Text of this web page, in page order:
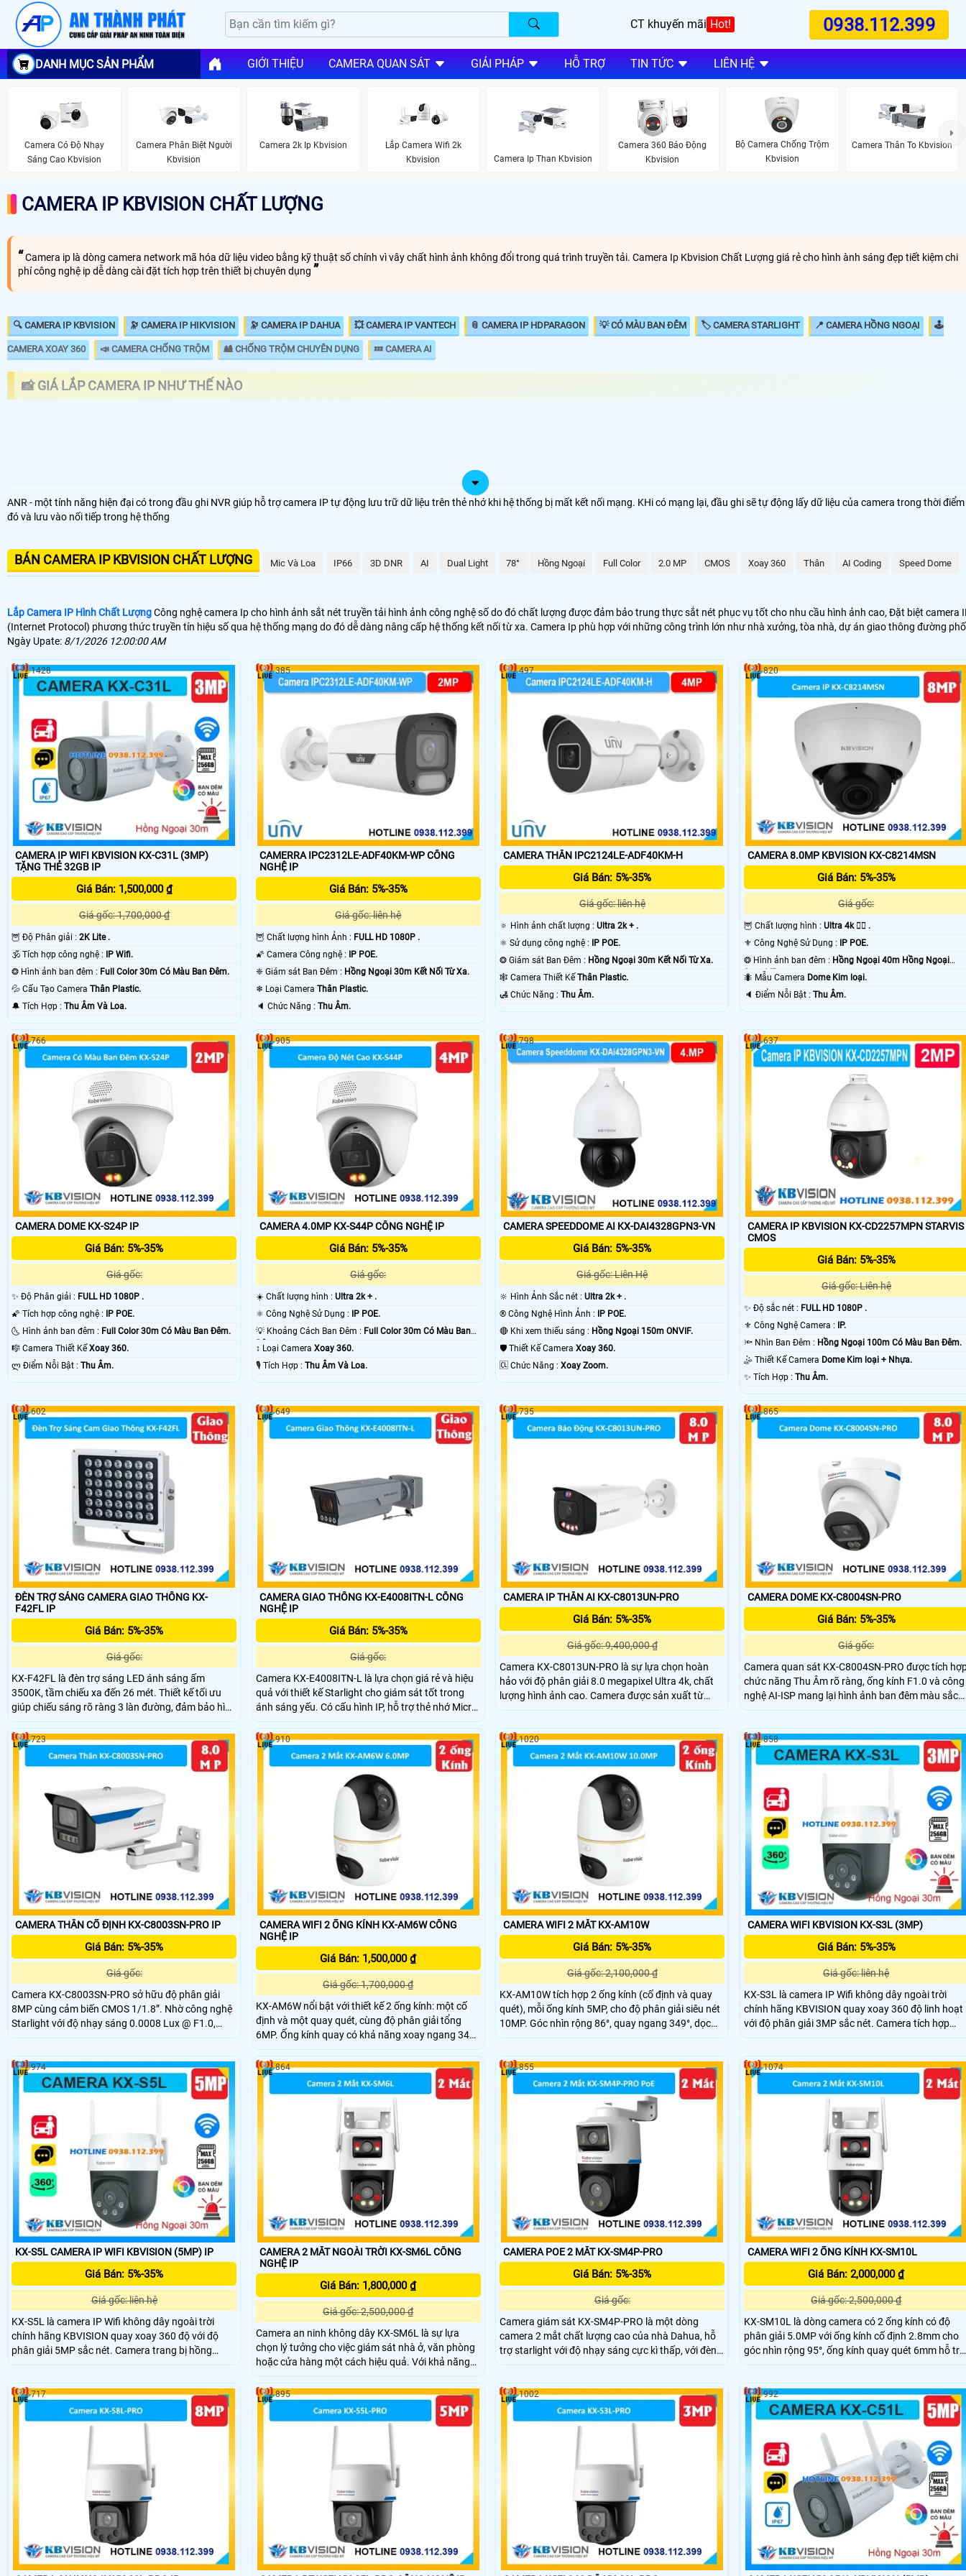
CT khuyến mãi Hot! 0938.112.399
DANH MỤC SẢN PHẨM GIỚI THIỆU CAMERA QUAN SÁT GIẢI PHÁP HỖ TRỢ TIN TỨC LIÊN HỆ
Camera Có Độ Nhạy
Sáng Cao Kbvision
Camera Phân Biệt Người
Kbvision
Camera 2k Ip Kbvision
Lắp Camera Wifi 2k
Kbvision
Camera Ip Than Kbvision
Camera 360 Báo Động
Kbvision
Bộ Camera Chống Trộm
Kbvision
Camera Thân To Kbvision
CAMERA IP KBVISION CHẤT LƯỢNG
Camera ip là dòng camera network mã hóa dữ liệu video bằng kỹ thuật số chính vì vây chất hình ảnh không đổi trong quá trình truyền tải. Camera Ip Kbvision Chất Lượng giá rẻ cho hình ành sáng đẹp tiết kiệm chi
phí công nghệ ip dễ dàng cài đặt tích hợp trên thiết bị chuyên dụng
🔍 CAMERA IP KBVISION 🔭 CAMERA IP HIKVISION 🔭 CAMERA IP DAHUA 💥 CAMERA IP VANTECH 📎 CAMERA IP HDPARAGON 💡 CÓ MÀU BAN ĐÊM 🏷 CAMERA STARLIGHT 📍 CAMERA HỒNG NGOẠI 🕹
CAMERA XOAY 360 📣 CAMERA CHỐNG TRỘM 🎎 CHỐNG TRỘM CHUYÊN DỤNG 💤 CAMERA AI
📸 GIÁ LẮP CAMERA IP NHƯ THẾ NÀO
📶 Lắp 1 Camera Wifi Ip Ebitcam
🔗 Lắp Camera IP FULL Color
🔥 Bõ Camera Ip Có Micro
ổ định. Hình ảnh của camera Ip sắt nét hơn đến 20% so với
🎁 Camera Ip là dòng camera truyền hình ảnh thông qua mạng internet theo cơ chế số học. do đó chất lượng hình ảnh của camera IP không phụ thuộc vào khoảng cách truyền tải tín hiệu. chính vì vây các dự án lớn
thường sử dụngcamera IP với mục đích dễ dàng nâng cấp dễ dàng sửa chửa cho toàn bộ hệ thống . 💡
'
ANR - một tính năng hiện đại có trong đầu ghi NVR giúp hỗ trợ camera IP tự động lưu trữ dữ liệu trên thẻ nhớ khi hệ thống bị mất kết nối mạng. KHi có mạng lại, đầu ghi sẽ tự động lấy dữ liệu của camera trong thời điểm
đó và lưu vào nối tiếp trong hệ thống
BÁN CAMERA IP KBVISION CHẤT LƯỢNG Mic Và Loa IP66 3D DNR AI Dual Light 78° Hồng Ngoại Full Color 2.0 MP CMOS Xoay 360 Thân AI Coding Speed Dome
Lắp Camera IP Hình Chất LượngCông nghệ camera Ip cho hình ảnh sắt nét truyền tải hình ảnh công nghệ số do đó chất lượng được đảm bảo trung thực sắt nét phục vụ tốt cho nhu cầu hình ảnh cao, Đặt biệt camera
(Internet Protocol) phương thức truyền tín hiệu số qua hệ thống mạng do đó dễ dàng nâng cấp hệ thống kết nối từ xa. Camera Ip phù hợp với những công trình lớn như nhà xưởng, tòa nhà, dự án giao thông đường
Ngày Upate: 8/1/2026 12:00:00 AM
CAMERA IP WIFI KBVISION KX-C31L (3MP)
TẶNG THẺ 32GB IP
Giá Bán: 1,500,000 ₫
Giá gốc: 1,700,000 ₫
🦉 Độ Phân giải : 2K Lite .
🕉️ Tích hợp công nghệ :
IP Wifi.
❂ Hình ảnh ban đêm : Full Color 30m Có Màu Ban Ðêm.
💦 Cấu Tạo Camera Thân Plastic.
️🔔 Tích Hợp : Thu Âm Và Loa.
1428
CAMERRA IPC2312LE-ADF40KM-WP CÔNG
NGHỆ IP
Giá Bán: 5%-35%
Giá gốc: liên hệ
🦉 Chất lượng hình Ảnh : FULL HD 1080P .
🌠 Camera Công nghệ :
IP POE.
❈ Giám sát Ban Đêm : Hồng Ngoại 30m Kết Nối Từ Xa.
❄ Loại Camera Thân Plastic.
️🔈 Chức Năng : Thu Âm.
385
CAMERA THÂN IPC2124LE-ADF40KM-H
Giá Bán: 5%-35%
Giá gốc: liên hệ
🔅 Hình ảnh chất lượng :Ultra 2k + .
⚛️ Sử dụng công nghệ :
IP POE.
❂ Giám sát Ban Đêm : Hồng Ngoại 30m Kết Nối Từ Xa.
🕸️ Camera Thiết KếThân Plastic.
️🛃 Chức Năng :Thu Âm.
497
CAMERA 8.0MP KBVISION KX-C8214MSN
Giá Bán: 5%-35%
Giá gốc:
🦉 Chất lượng hình : Ultra 4k 👍🏾 .
⚜️ Công Nghệ Sử Dụng :
IP POE.
❂ Hình ảnh ban đêm : Hồng Ngoại 40m Hồng Ngoại
Smart IR.
🐜 Mẫu Camera Dome Kim loại.
️🔈 Điểm Nỗi Bật : Thu Âm.
820
CAMERA DOME KX-S24P IP
Giá Bán: 5%-35%
Giá gốc:
✨ Độ Phân giải : FULL HD 1080P .
🌠 Tích hợp công nghệ :
IP POE.
🌜 Hình ảnh ban đêm : Full Color 30m Có Màu Ban Ðêm.
🎼️ Camera Thiết Kế Xoay 360.
️ლ Điểm Nỗi Bật : Thu Âm.
766
CAMERA 4.0MP KX-S44P CÔNG NGHỆ IP
Giá Bán: 5%-35%
Giá gốc:
☀️ Chất lượng hình : Ultra 2k + .
⚛️ Công Nghệ Sử Dụng :
IP POE.
💡 Khoảng Cách Ban Đêm : Full Color 30m Có Màu Ban
Ðêm.
↕️ Loại Camera Xoay 360.
️🎙 Tích Hợp : Thu Âm Và Loa.
905
CAMERA SPEEDDOME AI KX-DAI4328GPN3-VN
Giá Bán: 5%-35%
Giá gốc: Liên Hệ
🔆 Hình Ảnh Sắc nét :Ultra 2k + .
®️ Công Nghệ Hình Ảnh :
IP POE.
🔴 Khi xem thiếu sáng : Hồng Ngoại 150m ONVIF.
🛡 Thiết Kế CameraXoay 360.
️🆑 Chức Năng :Xoay Zoom.
798
CAMERA IP KBVISION KX-CD2257MPN STARVIS
CMOS
Giá Bán: 5%-35%
Giá gốc: Liên hệ
✨ Độ sắc nét : FULL HD 1080P .
⚜️ Công Nghệ Camera :
IP.
🔦 Nhìn Ban Đêm : Hồng Ngoại 100m Có Màu Ban Ðêm.
🤹 Thiết Kế Camera Dome Kim loại + Nhựa.
️✨ Tích Hợp : Thu Âm.
637
ĐÈN TRỢ SÁNG CAMERA GIAO THÔNG KX-
F42FL IP
Giá Bán: 5%-35%
Giá gốc:
KX-F42FL là đèn trợ sáng LED ánh sáng ấm
3500K, tầm chiếu xa đến 26 mét. Thiết kế tối ưu
giúp chiếu sáng rõ ràng 3 làn đường, đảm bảo hình
ảnh camera luôn rõ nét trong điều kiện ánh sáng
yếu hoặc ban đêm.
602
CAMERA GIAO THÔNG KX-E4008ITN-L CÔNG
NGHỆ IP
Giá Bán: 5%-35%
Giá gốc:
Camera KX-E4008ITN-L là lựa chọn giá rẻ và hiệu
quả với thiết kế Starlight cho giám sát tốt trong
ánh sáng yếu. Có cấu hình IP, hỗ trợ thẻ nhớ Micro
SD 512GB, độ phân giải 4.0 MP và xem Full Color
30m vào ban đêm. Công nghệ IP, chống ngược
sáng DWDR 140db, và thân kim loại với độ nhạy
sáng cực cao.
649
CAMERA IP THÂN AI KX-C8013UN-PRO
Giá Bán: 5%-35%
Giá gốc: 9,400,000 ₫
Camera KX-C8013UN-PRO là sự lựa chọn hoàn
hảo với độ phân giải 8.0 megapixel Ultra 4k, chất
lượng hình ảnh cao. Camera được sản xuất từ
chất liệu kim loại, hỗ trợ cảnh báo cống trộm chủ
âm và loa trên camera giúp nghe và nói trong
phạm vi 3m.
735
CAMERA DOME KX-C8004SN-PRO
Giá Bán: 5%-35%
Giá gốc:
Camera quan sát KX-C8004SN-PRO được tích
chức năng Thu Âm rõ ràng, ống kính F1.0 và công
nghệ AI-ISP mang lại hình ảnh ban đêm màu sắc
sống động. DWDR 120db và Chống Ngược Sáng
cho phép xem rõ hơn dù ở đâu.
865
CAMERA THÂN CỐ ĐỊNH KX-C8003SN-PRO IP
Giá Bán: 5%-35%
Giá gốc:
Camera KX-C8003SN-PRO sở hữu độ phân giải
8MP cùng cảm biến CMOS 1/1.8”. Nhờ công nghệ
Starlight với độ nhạy sáng 0.0008 Lux @ F1.0,
camera cho hình ảnh rõ nét trong điều kiện ánh
sáng ấm hỗ trợ quan sát ban đêm hiệu quả đến
50m.
723
CAMERA WIFI 2 ỐNG KÍNH KX-AM6W CÔNG
NGHỆ IP
Giá Bán: 1,500,000 ₫
Giá gốc: 1,700,000 ₫
KX-AM6W nổi bật với thiết kế 2 ống kính: một cố
định và một quay quét, cùng độ phân giải tổng
6MP. Ống kính quay có khả năng xoay ngang 349°,
dọc -5~90°, tích hợp hồng ngoại và LED sáng ấm
cho hình ảnh rõ nét ngày đêm. Tất cả điều khiển dễ
dàng qua ứng dụng KBView Plus.
910
CAMERA WIFI 2 MẮT KX-AM10W
Giá Bán: 5%-35%
Giá gốc: 2,100,000 ₫
KX-AM10W tích hợp 2 ống kính (cố định và quay
quét), mỗi ống kính 5MP, cho độ phân giải siêu nét
10MP. Góc nhìn rộng 86°, quay ngang 349°, dọc
-5~90°, kết hợp hồng ngoại và LED sáng ấm giúp
tiếp dễ dàng qua ứng dụng KBView Plus.
1020
CAMERA WIFI KBVISION KX-S3L (3MP)
Giá Bán: 5%-35%
Giá gốc: liên hệ
KX-S3L là camera IP Wifi không dây ngoài trời
chính hãng KBVISION quay xoay 360 độ linh hoạt
với độ phân giải 3MP sắc nét. Camera tích hợp
hồng ngoại 30m, công nghệ ánh sáng kép Full
đến 256GB. Ngoài ra, camera còn có khả năng
phân biệt người và xe, tích hợp báo động thông
minh, đạt chuẩn IP66 chống nước, hoạt động bền
858
KX-S5L CAMERA IP WIFI KBVISION (5MP) IP
Giá Bán: 5%-35%
Giá gốc: liên hệ
KX-S5L là camera IP Wifi không dây ngoài trời
chính hãng KBVISION quay xoay 360 độ với độ
phân giải 5MP sắc nét. Camera trang bị hồng
ngoại 30m, ánh sáng kép full color, đàm thoại hai
phân biệt người – xe thông minh. Với chuẩn chống
nước IP66 và tính năng cảnh báo tích hợp, KX-S5L
là lựa chọn giá rẻ hiệu quả giám sát an ninh ngoài
974
CAMERA 2 MẮT NGOÀI TRỜI KX-SM6L CÔNG
NGHỆ IP
Giá Bán: 1,800,000 ₫
Giá gốc: 2,500,000 ₫
Camera an ninh không dây KX-SM6L là sự lựa
chọn lý tưởng cho việc giám sát nhà ở, văn phòng
hoặc cửa hàng một cách hiệu quả. Với khả năng
giám sát 2 góc nhìn cùng lúc, với mỗi ống kính
3.0MP cho ra hình ảnh sắc nét, có thể điều khiển
trên điện thoại
864
CAMERA POE 2 MẮT KX-SM4P-PRO
Giá Bán: 5%-35%
Giá gốc:
Camera giám sát KX-SM4P-PRO là một dòng
camera 2 mắt chất lượng cao của nhà Dahua, hỗ
trợ starlight với độ nhạy sáng cực kì thấp, với đèn
Led hỗ trợ ánh sáng tầm xa 30m, phân biệt người
855
CAMERA WIFI 2 ỐNG KÍNH KX-SM10L
Giá Bán: 2,000,000 ₫
Giá gốc: 2,500,000 ₫
KX-SM10L là dòng camera có 2 ống kính có độ
phân giải 5.0MP với ống kính cố định 2.8mm cho
góc nhìn rộng 95°, ống kính quay quét 6mm hỗ trợ
điều khiển từ xa, tích hợp micro và loa giúp đàm
vào ban đên.
1074
717 895 1002 992